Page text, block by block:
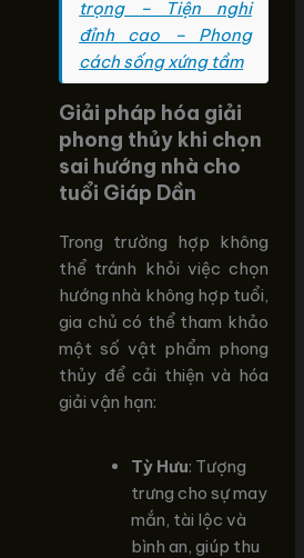
trọng – Tiện nghi
đỉnh cao – Phong
cách sống xứng tầm
Giải pháp hóa giải
phong thủy khi chọn
sai hướng nhà cho
tuổi Giáp Dần
Trong trường hợp không
thể tránh khỏi việc chọn
hướng nhà không hợp tuổi,
gia chủ có thể tham khảo
một số vật phẩm phong
thủy để cải thiện và hóa
giải vận hạn:
Tỳ Hưu: Tượng
trưng cho sự may
mắn, tài lộc và
bình an, giúp thu